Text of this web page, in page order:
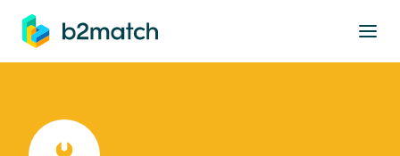
springen